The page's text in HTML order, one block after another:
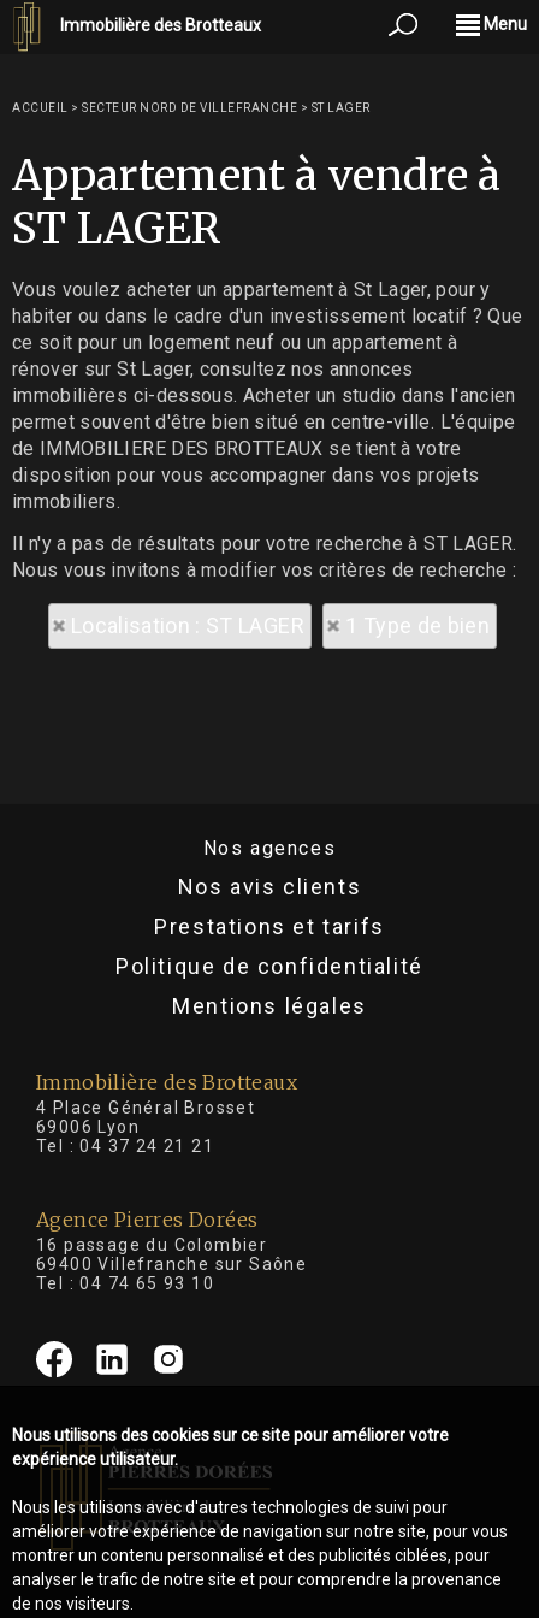
Immobilière des Brotteaux Menu
ACCUEIL > SECTEUR NORD DE VILLEFRANCHE > ST LAGER
Appartement à vendre à
ST LAGER
Vous voulez acheter un appartement à St Lager, pour y
habiter ou dans le cadre d'un investissement locatif ? Que
ce soit pour un logement neuf ou un appartement à
rénover sur St Lager, consultez nos annonces
immobilières ci-dessous. Acheter un studio dans l'ancien
permet souvent d'être bien situé en centre-ville. L'équipe
de IMMOBILIERE DES BROTTEAUX se tient à votre
disposition pour vous accompagner dans vos projets
immobiliers.
Il n'y a pas de résultats pour votre recherche à ST LAGER.
Nous vous invitons à modifier vos critères de recherche :
Localisation : ST LAGER 1 Type de bien
Nos agences
Nos avis clients
Prestations et tarifs
Politique de confidentialité
Mentions légales
Immobilière des Brotteaux
4 Place Général Brosset
69006 Lyon
Tel :04 37 24 21 21
Agence Pierres Dorées
16 passage du Colombier
69400 Villefranche sur Saône
Tel :04 74 65 93 10
Nous utilisons des cookies sur ce site pour améliorer votre
expérience utilisateur.
Nous les utilisons avec d'autres technologies de suivi pour
améliorer votre expérience de navigation sur notre site, pour vous
montrer un contenu personnalisé et des publicités ciblées, pour
analyser le trafic de notre site et pour comprendre la provenance
de nos visiteurs.